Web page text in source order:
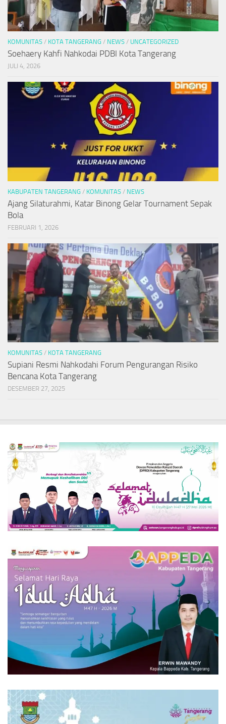
KOMUNITAS / KOTA TANGERANG / NEWS / UNCATEGORIZED
Soehaery Kahfi Nahkodai PDBI Kota Tangerang
JULI 4, 2026
KABUPATEN TANGERANG / KOMUNITAS / NEWS
Ajang Silaturahmi, Katar Binong Gelar Tournament Sepak
Bola
FEBRUARI 1, 2026
KOMUNITAS / KOTA TANGERANG
Supiani Resmi Nahkodahi Forum Pengurangan Risiko
Bencana Kota Tangerang
DESEMBER 27, 2025